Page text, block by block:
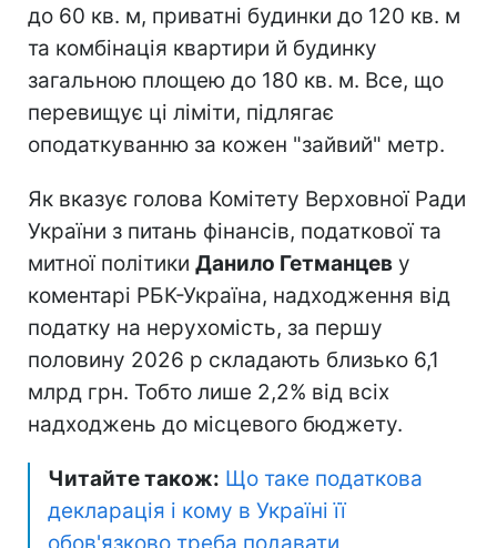
до 60 кв. м, приватні будинки до 120 кв. м
та комбінація квартири й будинку
загальною площею до 180 кв. м. Все, що
перевищує ці ліміти, підлягає
оподаткуванню за кожен "зайвий" метр.
Як вказує голова Комітету Верховної Ради
України з питань фінансів, податкової та
митної політики Данило Гетманцев у
коментарі РБК-Україна, надходження від
податку на нерухомість, за першу
половину 2026 р складають близько 6,1
млрд грн. Тобто лише 2,2% від всіх
надходжень до місцевого бюджету.
Читайте також: Що таке податкова
декларація і кому в Україні її
обов'язково треба подавати